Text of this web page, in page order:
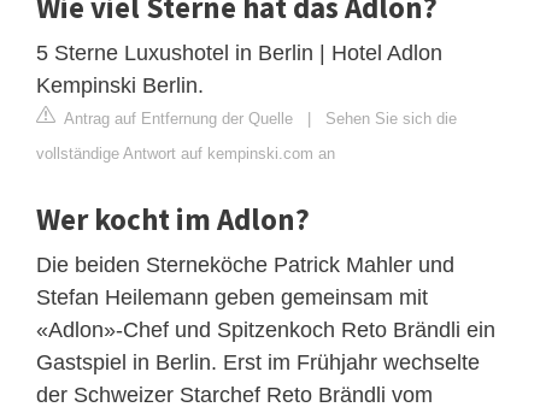
5 Sterne Luxushotel in Berlin | Hotel Adlon
Kempinski Berlin.
Antrag auf Entfernung der Quelle | Sehen Sie sich die
vollständige Antwort auf kempinski.com an
Wer kocht im Adlon?
Die beiden Sterneköche Patrick Mahler und
Stefan Heilemann geben gemeinsam mit
«Adlon»-Chef und Spitzenkoch Reto Brändli ein
Gastspiel in Berlin. Erst im Frühjahr wechselte
der Schweizer Starchef Reto Brändli vom